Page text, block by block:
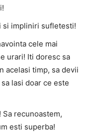
si impliniri sufletesti!
cele mai
urari! Iti doresc sa
acelasi timp, sa devii
lasi doar ce este
recunoastem,
esti superba!